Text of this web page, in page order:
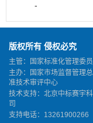
-
版权所有 侵权必究
主管：国家标准化管理委
主办：国家市场监督管理
准技术审评中心
技术支持：北京中标赛宇
司
支持电话：13261900266